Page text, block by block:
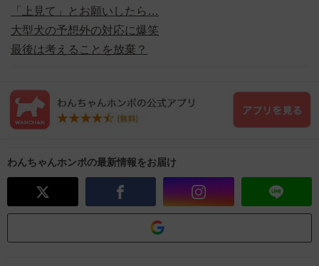
「上見て」とお願いしたら…
大型犬の予想外の対応に爆笑
最後は考えることを放棄？
わんちゃんホンポの最新情報をお届け